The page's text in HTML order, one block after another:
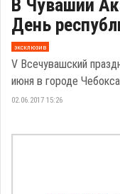
В Чувашии
День
эксклюзив
V Всечувашский
июня в городе
02.06.2017 15:26